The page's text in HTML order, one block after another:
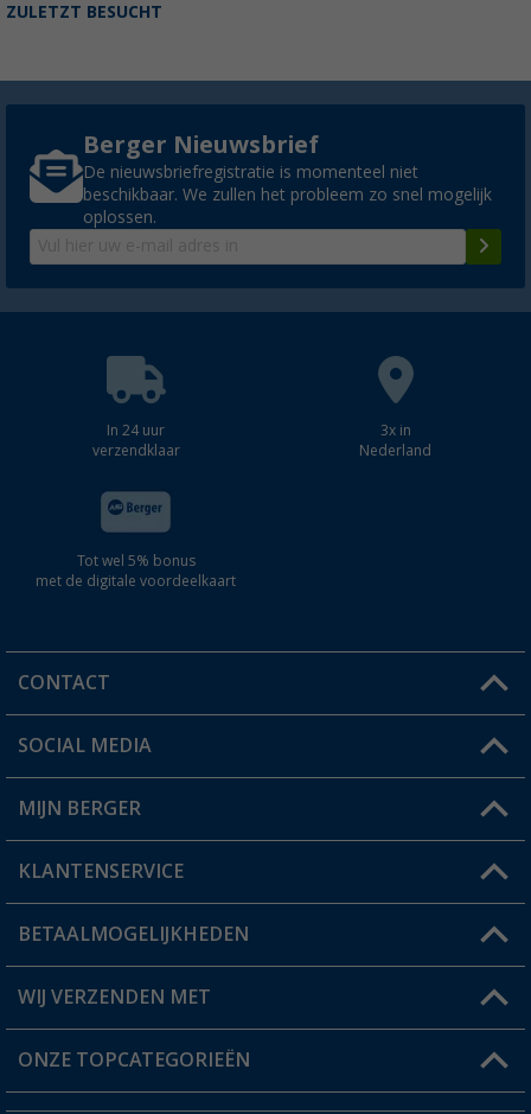
ZULETZT BESUCHT
Berger Nieuwsbrief
De nieuwsbriefregistratie is momenteel niet
beschikbaar. We zullen het probleem zo snel mogelijk
oplossen.
In 24 uur
verzendklaar
3x in
Nederland
Tot wel 5% bonus
met de digitale voordeelkaart
CONTACT
Een vraag?
Winkel vinden
SOCIAL MEDIA
MIJN BERGER
Mijn account
Status bestelling
Verlanglijstje
KLANTENSERVICE
FAQ & Contact
Verzendinformatie
Catalogus
BETAALMOGELIJKHEDEN
WIJ VERZENDEN MET
ONZE TOPCATEGORIEËN